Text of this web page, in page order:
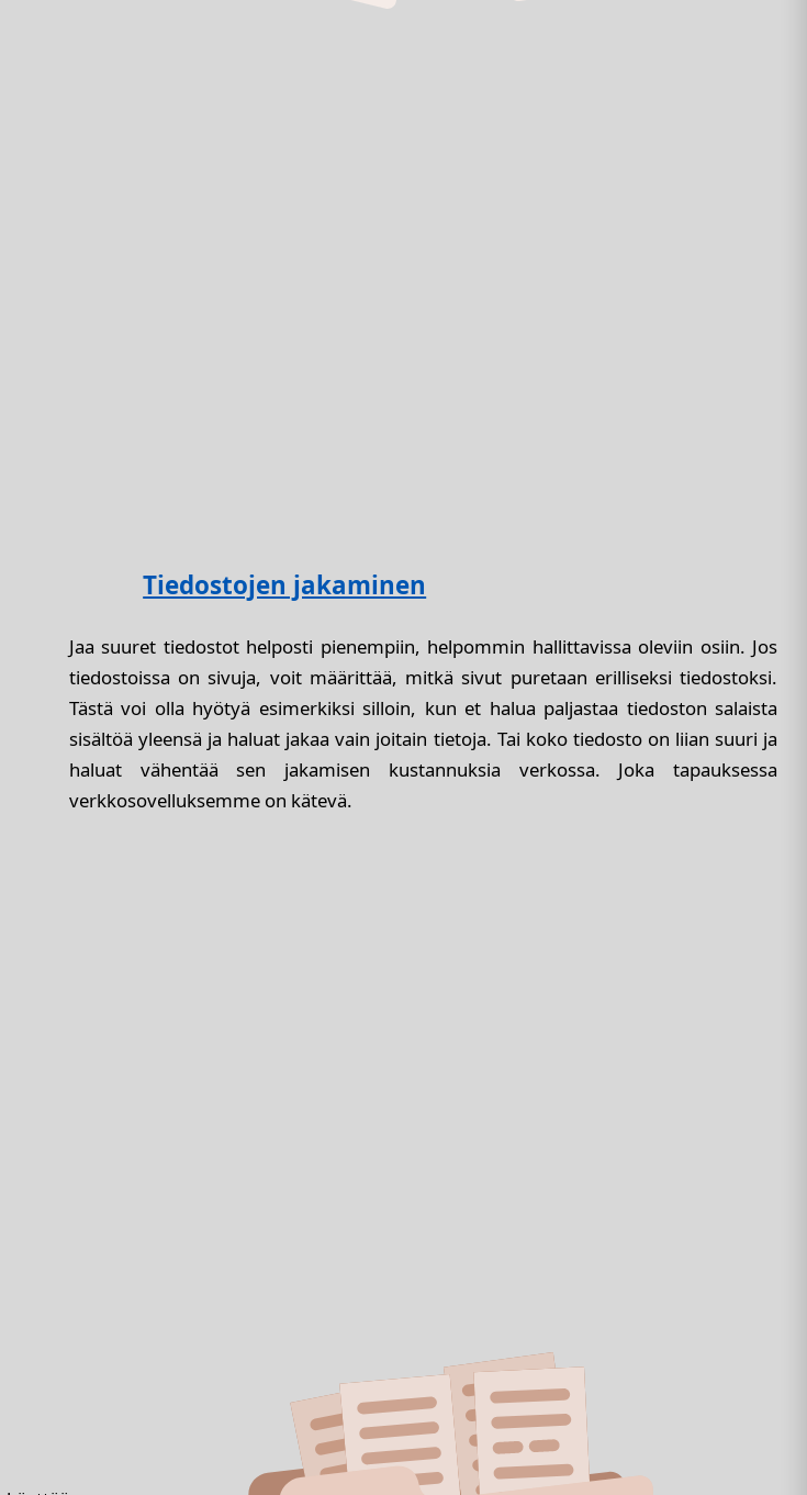
Tiedostojen jakaminen
Jaa suuret tiedostot helposti pienempiin, helpommin hallittavissa oleviin osiin. Jos
tiedostoissa on sivuja, voit määrittää, mitkä sivut puretaan erilliseksi tiedostoksi.
Tästä voi olla hyötyä esimerkiksi silloin, kun et halua paljastaa tiedoston salaista
sisältöä yleensä ja haluat jakaa vain joitain tietoja. Tai koko tiedosto on liian suuri ja
haluat vähentää sen jakamisen kustannuksia verkossa. Joka tapauksessa
verkkosovelluksemme on kätevä.